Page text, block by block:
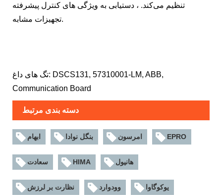
تنظیم می‌کند. ، دستیابی به ویژگی های کنترل پیشرفته
تجهیزات مشابه.
تگ های داغ: DSCS131, 57310001-LM, ABB,
Communication Board
دسته بندی مرتبط
ابهام بنگل نوادا امرسون EPRO
سعادت HIMA هانیول
نظارت بر لرزش وودوارد یوکوگاوا